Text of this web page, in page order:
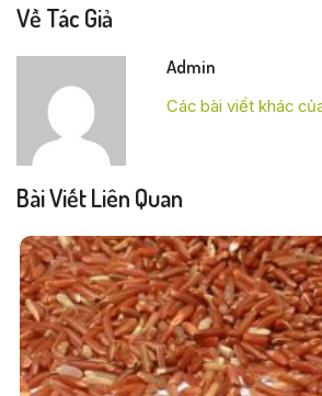
Về Tác Giả
Admin
Các bài viết khác
Bài Viết Liên Quan